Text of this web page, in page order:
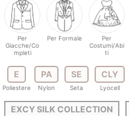
Per
Giacche/Co
mpleti
Per Formale
Per
Costumi/Abi
ti
E
Poliestere
PA
Nylon
SE
Seta
CLY
Lyocell
EXCY SILK COLLECTION